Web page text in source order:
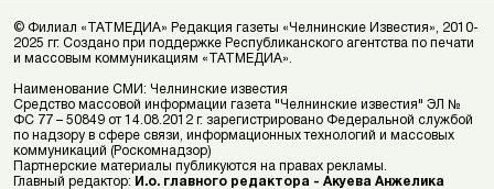
© Филиал «ТАТМЕДИА» Редакция газеты «Челнинские Известия», 2010-
2025 гг. Создано при поддержке Республиканского агентства по печати
и массовым коммуникациям «ТАТМЕДИА».
Наименование СМИ: Челнинские известия
Средство массовой информации газета "Челнинские известия" ЭЛ №
ФС 77 – 50849 от 14.08.2012 г. зарегистрировано Федеральной службой
по надзору в сфере связи, информационных технологий и массовых
коммуникаций (Роскомнадзор)
Партнерские материалы публикуются на правах рекламы.
Главный редактор: И.о. главного редактора - Акуева Анжелика